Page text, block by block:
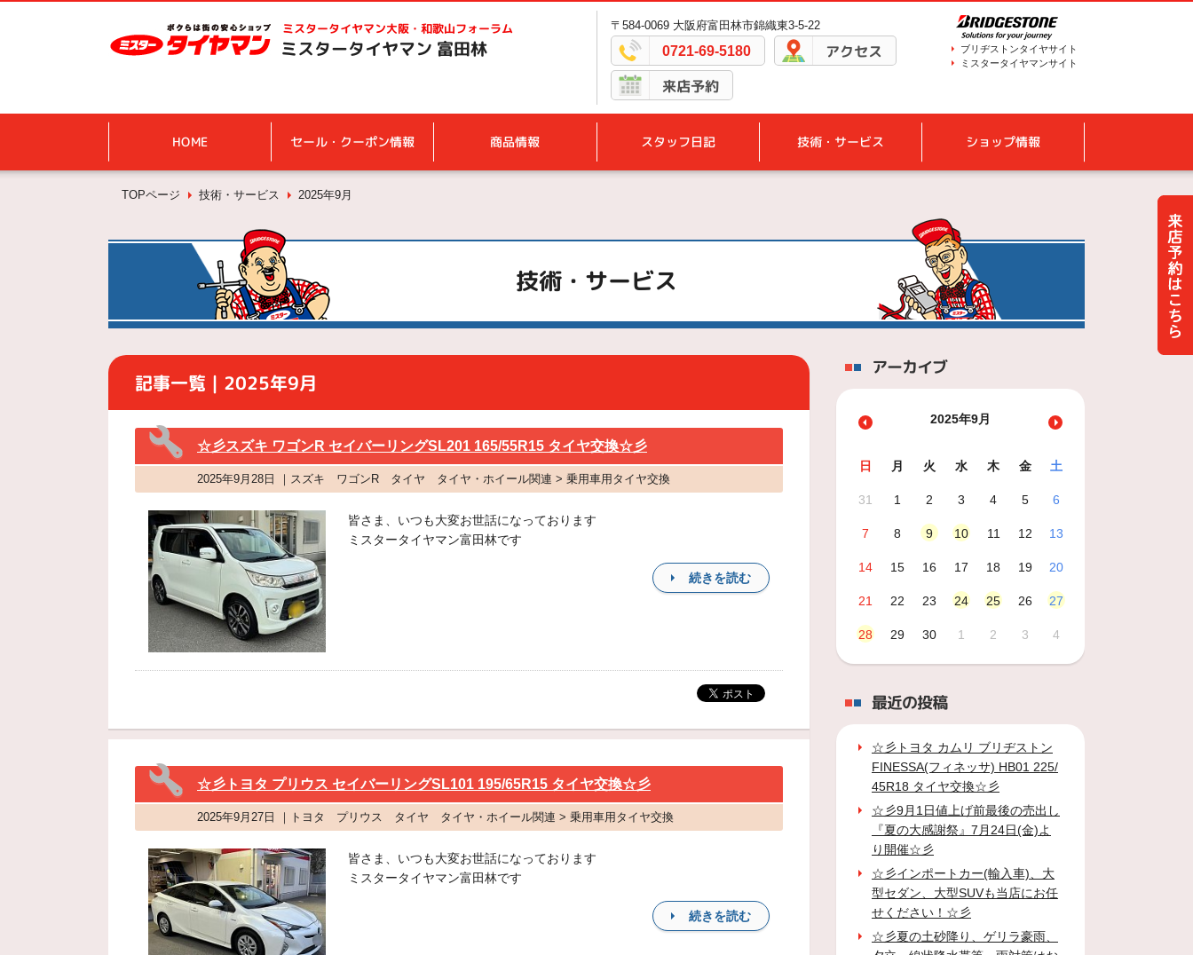
ミスタータイヤマン大阪・和歌山フォーラム
ミスタータイヤマン 富田林
〒584-0069 大阪府富田林市錦織東3-5-22
0721-69-5180 アクセス
来店予約
ブリヂストンタイヤサイト
ミスタータイヤマンサイト
HOME セール・クーポン情報 商品情報 スタッフ日記 技術・サービス ショップ情報
TOPページ 技術・サービス 2025年9月
技術・サービス
記事一覧｜2025年9月
☆彡スズキ ワゴンR セイバーリングSL201 165/55R15 タイヤ交換☆彡
2025年9月28日 ｜スズキ ワゴンR タイヤ タイヤ・ホイール関連 > 乗用車用タイヤ交換
皆さま、いつも大変お世話になっております
ミスタータイヤマン富田林です
続きを読む
☆彡トヨタ プリウス セイバーリングSL101 195/65R15 タイヤ交換☆彡
2025年9月27日 ｜トヨタ プリウス タイヤ タイヤ・ホイール関連 > 乗用車用タイヤ交換
皆さま、いつも大変お世話になっております
ミスタータイヤマン富田林です
続きを読む
アーカイブ
2025年9月
日 月 火 水 木 金 土
31 1 2 3 4 5 6
7 8 9 10 11 12 13
14 15 16 17 18 19 20
21 22 23 24 25 26 27
28 29 30 1 2 3 4
最近の投稿
☆彡トヨタ カムリ ブリヂストン
FINESSA(フィネッサ) HB01 225/
45R18 タイヤ交換☆彡
☆彡9月1日値上げ前最後の売出し
『夏の大感謝祭』7月24日(金)よ
り開催☆彡
☆彡インポートカー(輸入車)、大
型セダン、大型SUVも当店にお任
せください！☆彡
☆彡夏の土砂降り、ゲリラ豪雨、